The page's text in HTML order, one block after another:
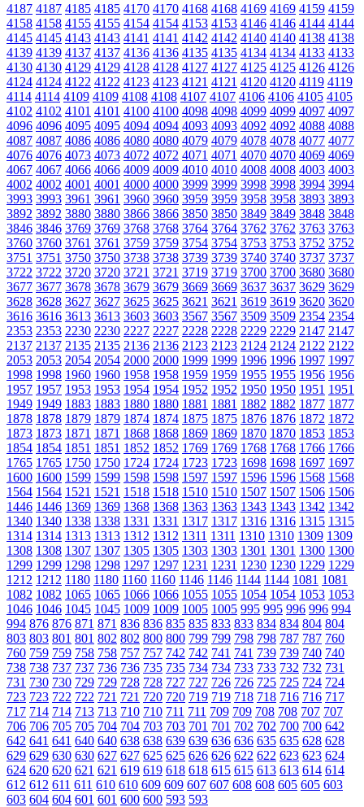
4187 4187 4185 4185 4170 4170 4168 4168 4169 4169 4159 4159
4158 4158 4155 4155 4154 4154 4153 4153 4146 4146 4144 4144
4145 4145 4143 4143 4141 4141 4142 4142 4140 4140 4138 4138
4139 4139 4137 4137 4136 4136 4135 4135 4134 4134 4133 4133
4130 4130 4129 4129 4128 4128 4127 4127 4125 4125 4126 4126
4124 4124 4122 4122 4123 4123 4121 4121 4120 4120 4119 4119
4114 4114 4109 4109 4108 4108 4107 4107 4106 4106 4105 4105
4102 4102 4101 4101 4100 4100 4098 4098 4099 4099 4097 4097
4096 4096 4095 4095 4094 4094 4093 4093 4092 4092 4088 4088
4087 4087 4086 4086 4080 4080 4079 4079 4078 4078 4077 4077
4076 4076 4073 4073 4072 4072 4071 4071 4070 4070 4069 4069
4067 4067 4066 4066 4009 4009 4010 4010 4008 4008 4003 4003
4002 4002 4001 4001 4000 4000 3999 3999 3998 3998 3994 3994
3993 3993 3961 3961 3960 3960 3959 3959 3958 3958 3893 3893
3892 3892 3880 3880 3866 3866 3850 3850 3849 3849 3848 3848
3846 3846 3769 3769 3768 3768 3764 3764 3762 3762 3763 3763
3760 3760 3761 3761 3759 3759 3754 3754 3753 3753 3752 3752
3751 3751 3750 3750 3738 3738 3739 3739 3740 3740 3737 3737
3722 3722 3720 3720 3721 3721 3719 3719 3700 3700 3680 3680
3677 3677 3678 3678 3679 3679 3669 3669 3637 3637 3629 3629
3628 3628 3627 3627 3625 3625 3621 3621 3619 3619 3620 3620
3616 3616 3613 3613 3603 3603 3567 3567 3509 3509 2354 2354
2353 2353 2230 2230 2227 2227 2228 2228 2229 2229 2147 2147
2137 2137 2135 2135 2136 2136 2123 2123 2124 2124 2122 2122
2053 2053 2054 2054 2000 2000 1999 1999 1996 1996 1997 1997
1998 1998 1960 1960 1958 1958 1959 1959 1955 1955 1956 1956
1957 1957 1953 1953 1954 1954 1952 1952 1950 1950 1951 1951
1949 1949 1883 1883 1880 1880 1881 1881 1882 1882 1877 1877
1878 1878 1879 1879 1874 1874 1875 1875 1876 1876 1872 1872
1873 1873 1871 1871 1868 1868 1869 1869 1870 1870 1853 1853
1854 1854 1851 1851 1852 1852 1769 1769 1768 1768 1766 1766
1765 1765 1750 1750 1724 1724 1723 1723 1698 1698 1697 1697
1600 1600 1599 1599 1598 1598 1597 1597 1596 1596 1568 1568
1564 1564 1521 1521 1518 1518 1510 1510 1507 1507 1506 1506
1446 1446 1369 1369 1368 1368 1363 1363 1343 1343 1342 1342
1340 1340 1338 1338 1331 1331 1317 1317 1316 1316 1315 1315
1314 1314 1313 1313 1312 1312 1311 1311 1310 1310 1309 1309
1308 1308 1307 1307 1305 1305 1303 1303 1301 1301 1300 1300
1299 1299 1298 1298 1297 1297 1231 1231 1230 1230 1229 1229
1212 1212 1180 1180 1160 1160 1146 1146 1144 1144 1081 1081
1082 1082 1065 1065 1066 1066 1055 1055 1054 1054 1053 1053
1046 1046 1045 1045 1009 1009 1005 1005 995 995 996 996 994
994 876 876 871 871 836 836 835 835 833 833 834 834 804 804
803 803 801 801 802 802 800 800 799 799 798 798 787 787 760
760 759 759 758 758 757 757 742 742 741 741 739 739 740 740
738 738 737 737 736 736 735 735 734 734 733 733 732 732 731
731 730 730 729 729 728 728 727 727 726 726 725 725 724 724
723 723 722 722 721 721 720 720 719 719 718 718 716 716 717
717 714 714 713 713 710 710 711 711 709 709 708 708 707 707
706 706 705 705 704 704 703 703 701 701 702 702 700 700 642
642 641 641 640 640 638 638 639 639 636 636 635 635 628 628
629 629 630 630 627 627 625 625 626 626 622 622 623 623 624
624 620 620 621 621 619 619 618 618 615 615 613 613 614 614
612 612 611 611 610 610 609 609 607 607 608 608 605 605 603
603 604 604 601 601 600 600 593 593